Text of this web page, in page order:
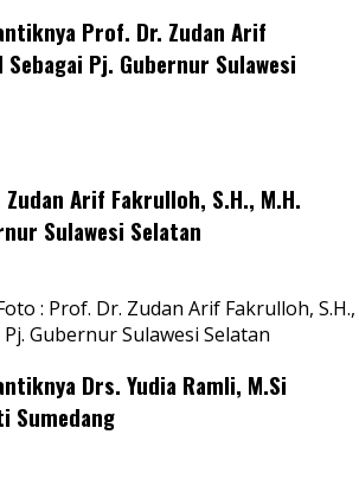
Prof. Dr. Zudan Arif
Sebagai Pj. Gubernur Sulawesi
Arif Fakrulloh, S.H., M.H.
Sulawesi Selatan
: Prof. Dr. Zudan Arif Fakrulloh, S.H.,
Pj. Gubernur Sulawesi Selatan
Drs. Yudia Ramli, M.Si
Sumedang